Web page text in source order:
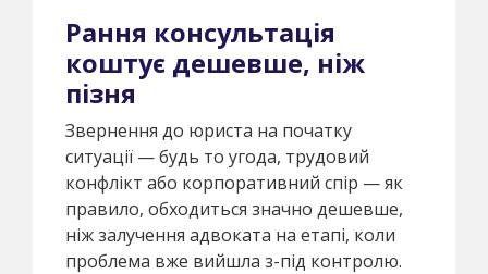
Рання консультація
коштує дешевше, ніж
пізня
Звернення до юриста на початку
ситуації — будь то угода, трудовий
конфлікт або корпоративний спір — як
правило, обходиться значно дешевше,
ніж залучення адвоката на етапі, коли
проблема вже вийшла з-під контролю.